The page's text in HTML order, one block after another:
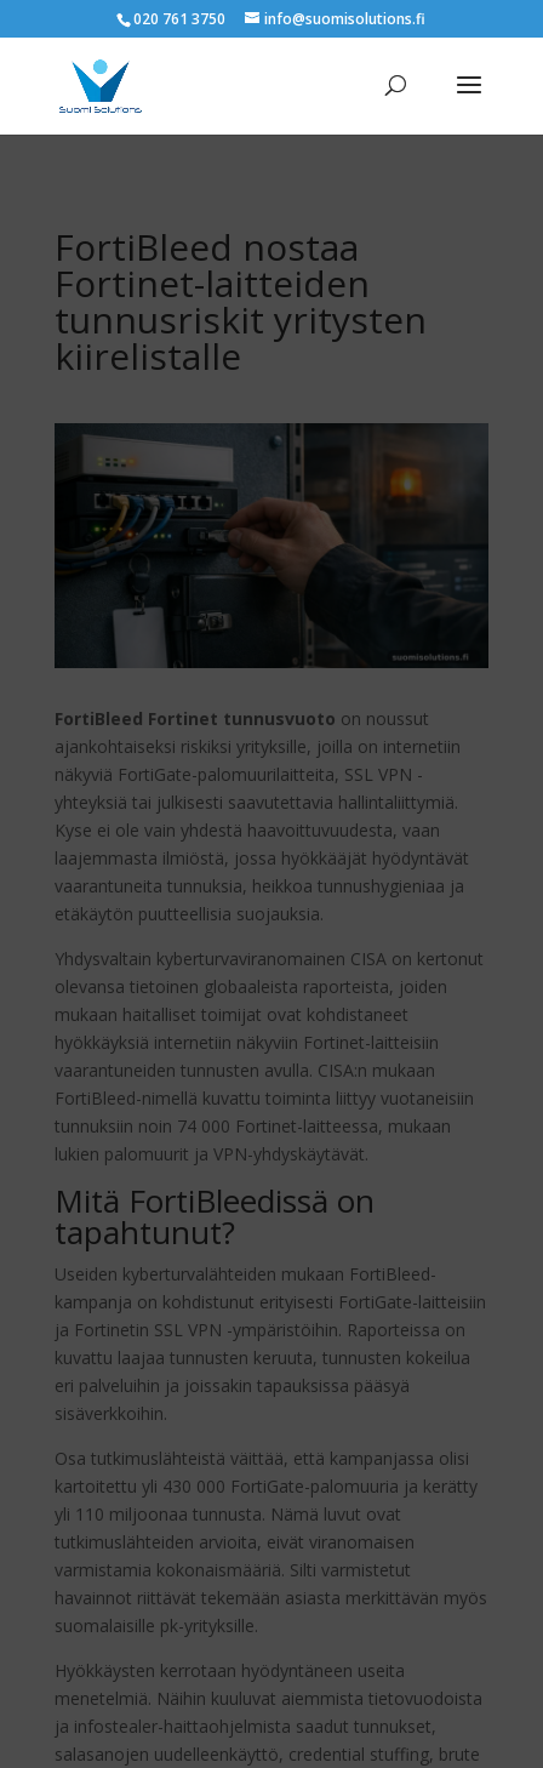
020 761 3750 info@suomisolutions.fi
FortiBleed nostaa
Fortinet-laitteiden
tunnusriskit yritysten
kiirelistalle
FortiBleed Fortinet tunnusvuoto on noussut
ajankohtaiseksi riskiksi yrityksille, joilla on internetiin
näkyviä FortiGate-palomuurilaitteita, SSL VPN -
yhteyksiä tai julkisesti saavutettavia hallintaliittymiä.
Kyse ei ole vain yhdestä haavoittuvuudesta, vaan
laajemmasta ilmiöstä, jossa hyökkääjät hyödyntävät
vaarantuneita tunnuksia, heikkoa tunnushygieniaa ja
etäkäytön puutteellisia suojauksia.
Yhdysvaltain kyberturvaviranomainen CISA on kertonut
olevansa tietoinen globaaleista raporteista, joiden
mukaan haitalliset toimijat ovat kohdistaneet
hyökkäyksiä internetiin näkyviin Fortinet-laitteisiin
vaarantuneiden tunnusten avulla. CISA:n mukaan
FortiBleed-nimellä kuvattu toiminta liittyy vuotaneisiin
tunnuksiin noin 74 000 Fortinet-laitteessa, mukaan
lukien palomuurit ja VPN-yhdyskäytävät.
Mitä FortiBleedissä on
tapahtunut?
Useiden kyberturvalähteiden mukaan FortiBleed-
kampanja on kohdistunut erityisesti FortiGate-laitteisiin
ja Fortinetin SSL VPN -ympäristöihin. Raporteissa on
kuvattu laajaa tunnusten keruuta, tunnusten kokeilua
eri palveluihin ja joissakin tapauksissa pääsyä
sisäverkkoihin.
Osa tutkimuslähteistä väittää, että kampanjassa olisi
kartoitettu yli 430 000 FortiGate-palomuuria ja kerätty
yli 110 miljoonaa tunnusta. Nämä luvut ovat
tutkimuslähteiden arvioita, eivät viranomaisen
varmistamia kokonaismääriä. Silti varmistetut
havainnot riittävät tekemään asiasta merkittävän myös
suomalaisille pk-yrityksille.
Hyökkäysten kerrotaan hyödyntäneen useita
menetelmiä. Näihin kuuluvat aiemmista tietovuodoista
ja infostealer-haittaohjelmista saadut tunnukset,
salasanojen uudelleenkäyttö, credential stuffing, brute